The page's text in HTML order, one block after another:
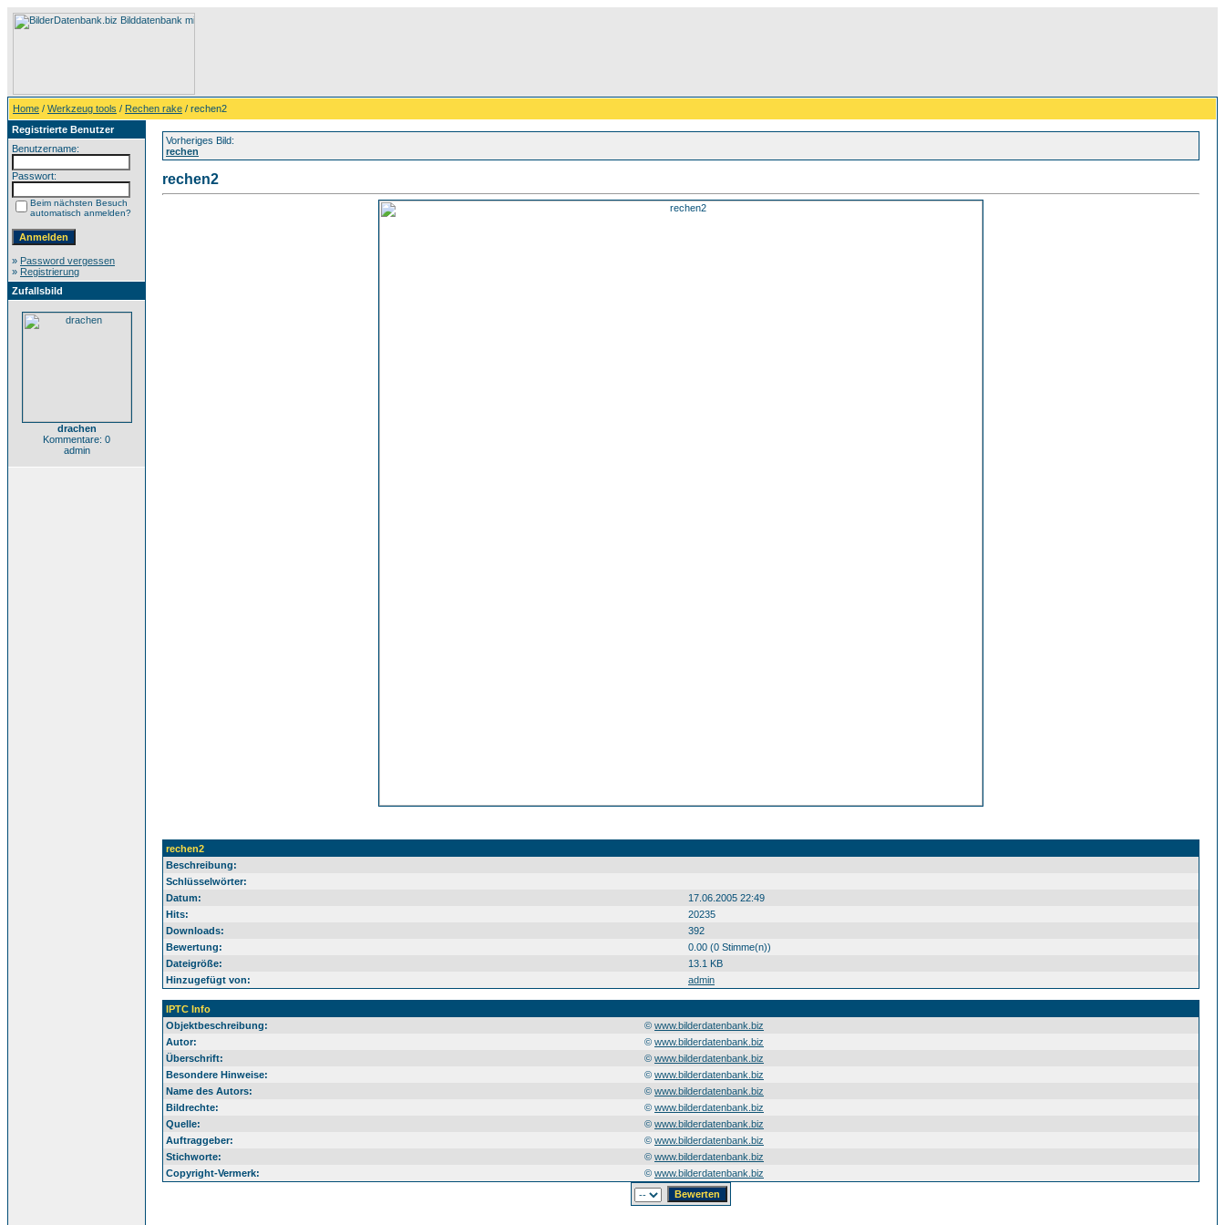
Home / Werkzeug tools / Rechen rake / rechen2
Registrierte Benutzer
Benutzername:
Passwort:
Beim nächsten Besuch
automatisch anmelden?
» Password vergessen
» Registrierung
Zufallsbild
drachen
Kommentare: 0
admin
Vorheriges Bild:
rechen
rechen2
rechen2
Beschreibung:
Schlüsselwörter:
Datum:
17.06.2005 22:49
Hits:
20235
Downloads:
392
Bewertung:
0.00 (0 Stimme(n))
Dateigröße:
13.1 KB
Hinzugefügt von:
admin
IPTC Info
Objektbeschreibung:
© www.bilderdatenbank.biz
Autor:
© www.bilderdatenbank.biz
Überschrift:
© www.bilderdatenbank.biz
Besondere Hinweise:
© www.bilderdatenbank.biz
Name des Autors:
© www.bilderdatenbank.biz
Bildrechte:
© www.bilderdatenbank.biz
Quelle:
© www.bilderdatenbank.biz
Auftraggeber:
© www.bilderdatenbank.biz
Stichworte:
© www.bilderdatenbank.biz
Copyright-Vermerk:
© www.bilderdatenbank.biz